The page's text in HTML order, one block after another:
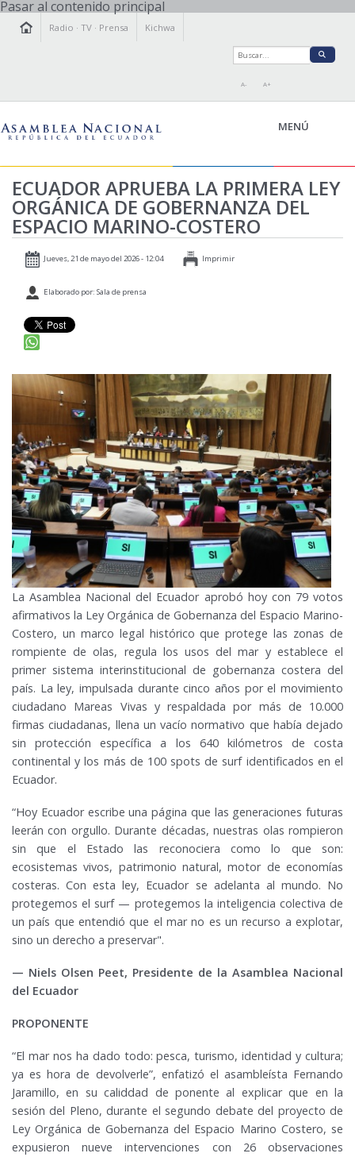
Pasar al contenido principal
Radio ·TV · Prensa Kichwa
A- A+
MENÚ
LA ASAMBLEA
LEGISLAMOS
FISCALIZAMOS
PRENSA
PARTICIPACIÓN
RELACIONES INTERNACIONALES
AGENDA
ECUADOR APRUEBA LA PRIMERA LEY
ORGÁNICA DE GOBERNANZA DEL
ESPACIO MARINO-COSTERO
Jueves, 21 de mayo del 2026 - 12:04 Imprimir
Elaborado por: Sala de prensa
La Asamblea Nacional del Ecuador aprobó hoy con 79 votos
afirmativos la Ley Orgánica de Gobernanza del Espacio Marino-
Costero, un marco legal histórico que protege las zonas de
rompiente de olas, regula los usos del mar y establece el
primer sistema interinstitucional de gobernanza costera del
país. La ley, impulsada durante cinco años por el movimiento
ciudadano Mareas Vivas y respaldada por más de 10.000
firmas ciudadanas, llena un vacío normativo que había dejado
sin protección específica a los 640 kilómetros de costa
continental y los más de 100 spots de surf identificados en el
Ecuador.
“Hoy Ecuador escribe una página que las generaciones futuras
leerán con orgullo. Durante décadas, nuestras olas rompieron
sin que el Estado las reconociera como lo que son:
ecosistemas vivos, patrimonio natural, motor de economías
costeras. Con esta ley, Ecuador se adelanta al mundo. No
protegemos el surf — protegemos la inteligencia colectiva de
un país que entendió que el mar no es un recurso a explotar,
sino un derecho a preservar".
— Niels Olsen Peet, Presidente de la Asamblea Nacional
del Ecuador
PROPONENTE
“El mar nos ha dado todo: pesca, turismo, identidad y cultura;
ya es hora de devolverle”, enfatizó el asambleísta Fernando
Jaramillo, en su caliddad de ponente al explicar que en la
sesión del Pleno, durante el segundo debate del proyecto de
Ley Orgánica de Gobernanza del Espacio Marino Costero, se
expusieron nueve intervenciones con 26 observaciones